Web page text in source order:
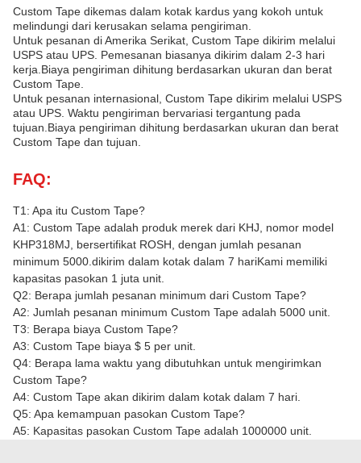
Custom Tape dikemas dalam kotak kardus yang kokoh untuk
melindungi dari kerusakan selama pengiriman.
Untuk pesanan di Amerika Serikat, Custom Tape dikirim melalui
USPS atau UPS. Pemesanan biasanya dikirim dalam 2-3 hari
kerja.Biaya pengiriman dihitung berdasarkan ukuran dan berat
Custom Tape.
Untuk pesanan internasional, Custom Tape dikirim melalui USPS
atau UPS. Waktu pengiriman bervariasi tergantung pada
tujuan.Biaya pengiriman dihitung berdasarkan ukuran dan berat
Custom Tape dan tujuan.
FAQ:
T1: Apa itu Custom Tape?
A1: Custom Tape adalah produk merek dari KHJ, nomor model
KHP318MJ, bersertifikat ROSH, dengan jumlah pesanan
minimum 5000.dikirim dalam kotak dalam 7 hariKami memiliki
kapasitas pasokan 1 juta unit.
Q2: Berapa jumlah pesanan minimum dari Custom Tape?
A2: Jumlah pesanan minimum Custom Tape adalah 5000 unit.
T3: Berapa biaya Custom Tape?
A3: Custom Tape biaya $ 5 per unit.
Q4: Berapa lama waktu yang dibutuhkan untuk mengirimkan
Custom Tape?
A4: Custom Tape akan dikirim dalam kotak dalam 7 hari.
Q5: Apa kemampuan pasokan Custom Tape?
A5: Kapasitas pasokan Custom Tape adalah 1000000 unit.